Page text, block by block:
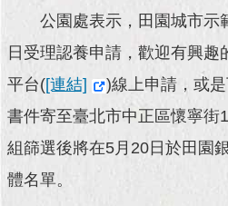
互
動
活
動
主
題
公園處表示，田園城市示
日受理認養申請，歡迎有興
平台([連結]
)線上申請，或
書件寄至臺北市中正區懷寧街
組篩選後將在5月20日於田園
體名單。